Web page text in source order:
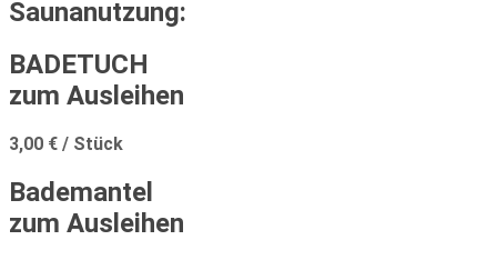
Saunanutzung:
BADETUCH
zum Ausleihen
3,00 € / Stück
Bademantel
zum Ausleihen